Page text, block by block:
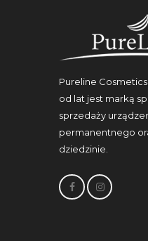
Pureline Cosmetics,
od lat jest marką
sprzedaży
permanentnego
dziedzinie.